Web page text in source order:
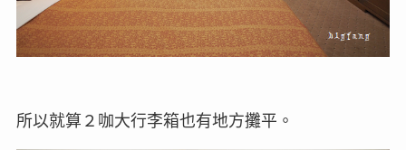
所以就算２咖大行李箱也有地方攤平。